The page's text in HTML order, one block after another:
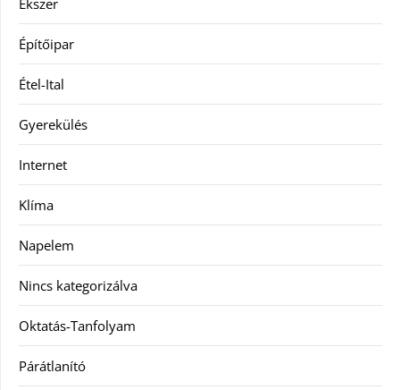
Ékszer
Építőipar
Étel-Ital
Gyerekülés
Internet
Klíma
Napelem
Nincs kategorizálva
Oktatás-Tanfolyam
Párátlanító